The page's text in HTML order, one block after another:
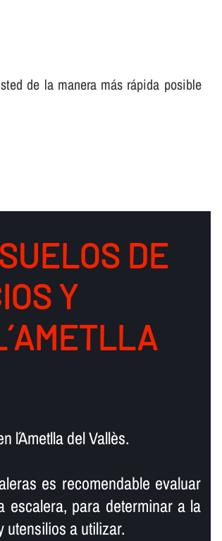
de la manera más rápida posible
DE
Y
l´Ametlla del Vallès.
es recomendable evaluar
escalera, para determinar a la
utensilios a utilizar.